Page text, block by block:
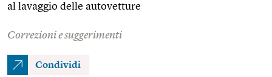
al lavaggio delle autovetture
Correzioni e suggerimenti
Condividi